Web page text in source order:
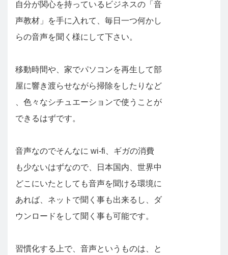
自分が関心を持っているビジネスの「音
声教材」を手に入れて、毎日一つ何かし
らの音声を聞く様にして下さい。
移動時間や、家でパソコンを再生して部
屋に響き渡らせながら掃除をしたりなど
、色々なシチュエーションで使うことが
できるはずです。
音声なのでそんなに wi-fi、ギガの消費
も少ないはずなので、日本国内、世界中
どこにいたとしても音声を聞ける環境に
あれば、ネットで聞く事も出来るし、ダ
ウンロードをして聞く事も可能です。
習慣化する上で、音声というものは、と